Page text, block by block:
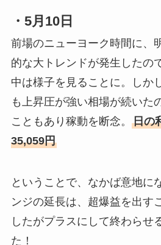
・5月10日
前場のニューヨーク時間に、
的な大トレンドが発生したの
中は様子を見ることに。しか
も上昇圧が強い相場が続いた
こともあり稼動を断念。 日の
35,059円
ということで、なかば意地に
ンジの延長は、超爆益を出す
したがプラスにして終わらせ
た！